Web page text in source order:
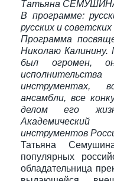
Татьяна
В программе:
русских и
Программа
Николаю
был огромен,
инструментах,
ансамбли, все
делом его
инструментов
Татьяна
популярных
обладательница